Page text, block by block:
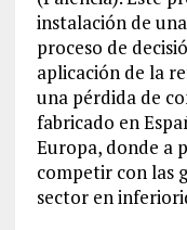
instalación de
proceso de
aplicación de la
una pérdida de
fabricado en
Europa, donde a
competir con las
sector en